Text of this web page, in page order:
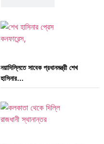
নয়াদিল্লিতে সাবেক প্রধানমন্ত্রী শেখ
হাসিনার…